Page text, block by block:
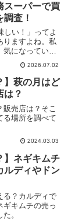
スーパーで買
査！
しい！」ってよ
りますよね。私
気になっていた
)」でした。で
も、普段行くス
かけたことがな
2026.07.02
】萩の月はど
は？
売店は？そこ
る場所を調べて
2024.03.03
】ネギキムチ
ルディやドン
る？カルディで
ギキムチの売っ
。